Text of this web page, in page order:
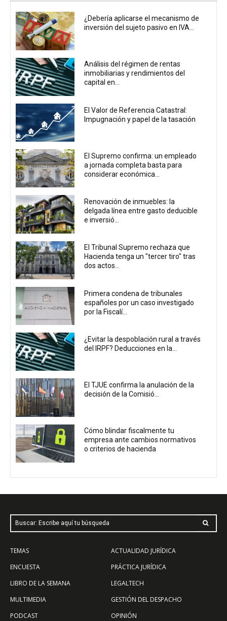
¿Debería aplicarse el mecanismo de
inversión del sujeto pasivo en IVA...
Análisis del régimen de rentas
inmobiliarias y rendimientos del
capital en...
El Valor de Referencia Catastral:
Impugnación y papel de la tasación
El Supremo confirma: un empleado
a jornada completa basta para
considerar económica...
Renovación de inmuebles: la
delgada línea entre gasto deducible
e inversió...
El Tribunal Supremo rechaza que
Hacienda tenga un "tercer tiro" tras
dos actos...
Primera condena de tribunales
españoles por un caso investigado
por la Fiscalí...
¿Evitar la despoblación rural a través
del IRPF? Deducciones en la...
El TJUE confirma la anulación de la
decisión de la Comisió...
Cómo blindar fiscalmente tu
empresa ante cambios normativos
o criterios de hacienda
Buscar: Escribe aquí tu búsqueda
TEMAS
ENCUESTA
LIBRO DE LA SEMANA
MULTIMEDIA
PODCAST
ACTUALIDAD JURÍDICA
PRÁCTICA JURÍDICA
LEGALTECH
GESTIÓN DEL DESPACHO
OPINIÓN